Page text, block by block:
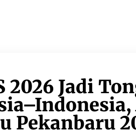
2026 Jadi
Pekanbaru